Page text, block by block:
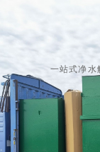
一站式净水